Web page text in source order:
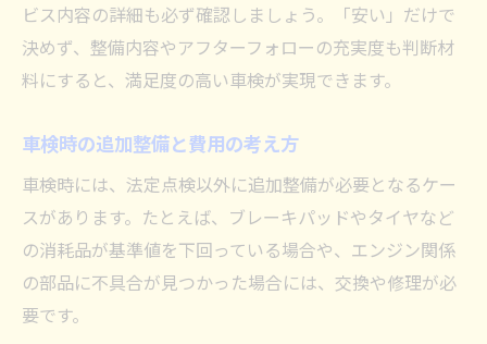
ビス内容の詳細も必ず確認しましょう。「安い」だけで
決めず、整備内容やアフターフォローの充実度も判断材
料にすると、満足度の高い車検が実現できます。
車検時の追加整備と費用の考え方
車検時には、法定点検以外に追加整備が必要となるケー
スがあります。たとえば、ブレーキパッドやタイヤなど
の消耗品が基準値を下回っている場合や、エンジン関係
の部品に不具合が見つかった場合には、交換や修理が必
要です。